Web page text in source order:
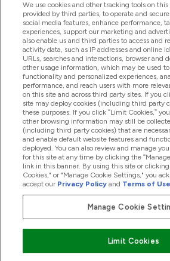
Producten
Company Information
Loyalty & Rewards
2026 The Hut.com Ltd
Betaal met
We use cookies and other tracking tools on
provided by third parties, to operate and
social media features, enhance performance,
experiences, support our marketing and
also enable us and third parties to access and
activity data, such as IP addresses and online
URLs, searches and interactions, browser and
other usage information, which may be used
functionality and personalized experiences,
performance, and reach users with more
on this site and across third party sites. If you
site may deploy cookies (including third party
these purposes. If you click “Limit Cookies,”
other browsing information may still be
(including third party cookies) that are
and enable default website features and
deployed. You can also review and manage
for this site at any time by clicking the
link in this banner. By using this site or
Cookies," or "Manage Cookie Settings," you
accept our Privacy Policy and Terms of
Manage Cookie
Limit Cookies